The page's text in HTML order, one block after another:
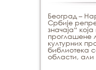
Београд –
Србије
значаја“
проглашене
културних
библиотека
области, али